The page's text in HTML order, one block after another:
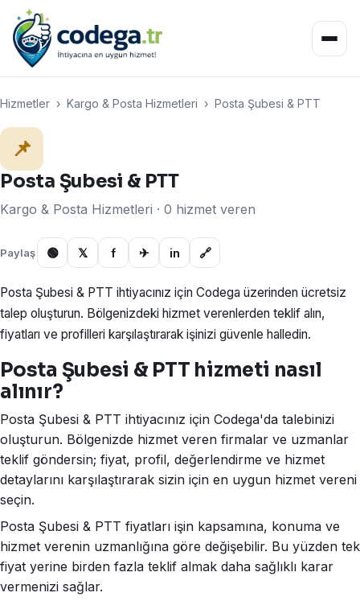
Hizmetler › Kargo & Posta Hizmetleri › Posta Şubesi & PTT
📌
Posta Şubesi & PTT
Kargo & Posta Hizmetleri · 0 hizmet veren
Paylaş 🟢 𝕏 f ✈ in 🔗
Posta Şubesi & PTT ihtiyacınız için Codega üzerinden ücretsiz
talep oluşturun. Bölgenizdeki hizmet verenlerden teklif alın,
fiyatları ve profilleri karşılaştırarak işinizi güvenle halledin.
Posta Şubesi & PTT hizmeti nasıl
alınır?
Posta Şubesi & PTT ihtiyacınız için Codega'da talebinizi
oluşturun. Bölgenizde hizmet veren firmalar ve uzmanlar
teklif göndersin; fiyat, profil, değerlendirme ve hizmet
detaylarını karşılaştırarak sizin için en uygun hizmet vereni
seçin.
Posta Şubesi & PTT fiyatları işin kapsamına, konuma ve
hizmet verenin uzmanlığına göre değişebilir. Bu yüzden tek
fiyat yerine birden fazla teklif almak daha sağlıklı karar
vermenizi sağlar.